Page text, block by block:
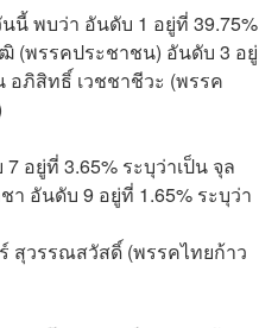
พบว่า อันดับ 1 อยู่ที่ 39.75%
(พรรคประชาชน) อันดับ 3 อยู่
อภิสิทธิ์ เวชชาชีวะ (พรรค
อยู่ที่ 3.65% ระบุว่าเป็น จุล
อันดับ 9 อยู่ที่ 1.65% ระบุว่า
สุวรรณสวัสดิ์ (พรรคไทยก้าว